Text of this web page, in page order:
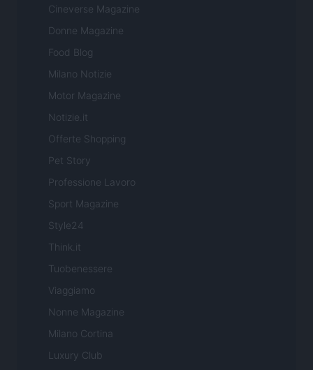
Cineverse Magazine
Donne Magazine
Food Blog
Milano Notizie
Motor Magazine
Notizie.it
Offerte Shopping
Pet Story
Professione Lavoro
Sport Magazine
Style24
Think.it
Tuobenessere
Viaggiamo
Nonne Magazine
Milano Cortina
Luxury Club